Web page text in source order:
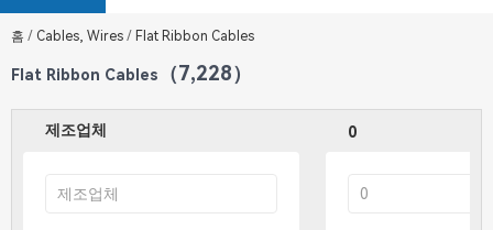
홈 / Cables, Wires / Flat Ribbon Cables
Flat Ribbon Cables （7,228）
제조업체 0